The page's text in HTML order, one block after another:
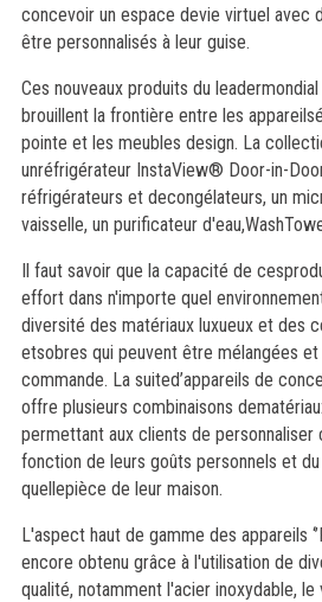
concevoir un espace devie virtuel avec
être personnalisés à leur guise.
Ces nouveaux produits du
brouillent la frontière entre les
pointe et les meubles design. La
unréfrigérateur InstaView® Door-in-
réfrigérateurs et decongélateurs, un
vaisselle, un purificateur
Il faut savoir que la capacité de
effort dans n'importe quel
diversité des matériaux luxueux et des
etsobres qui peuvent être mélangées
commande. La suited’appareils de
offre plusieurs combinaisons
permettant aux clients de personnaliser
fonction de leurs goûts personnels et
quellepièce de leur maison.
L'aspect haut de gamme des appareils
encore obtenu grâce à l'utilisation de
qualité, notamment l'acier inoxydable,